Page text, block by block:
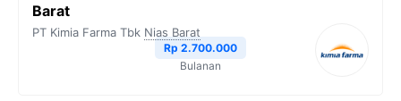
Barat
PT Kimia Farma Tbk Nias Barat
Rp 2.700.000
Bulanan